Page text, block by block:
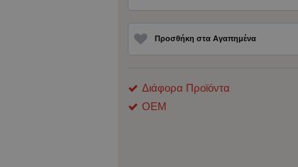
Προσθήκη στα Αγαπημένα
Διάφορα Προϊόντα
ΟΕΜ